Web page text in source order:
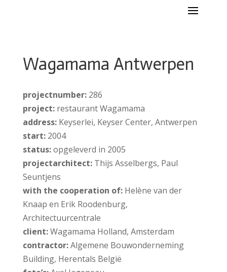
Wagamama Antwerpen
projectnumber:286
project:restaurant Wagamama
address:Keyserlei, Keyser Center, Antwerpen
start:2004
status:opgeleverd in 2005
projectarchitect:Thijs Asselbergs, Paul
Seuntjens
with the cooperation of:Helène van der
Knaap en Erik Roodenburg,
Architectuurcentrale
client:Wagamama Holland, Amsterdam
contractor:Algemene Bouwonderneming
Building, Herentals België